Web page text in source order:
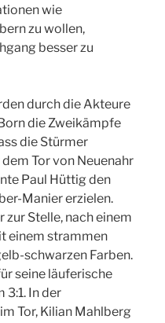
wie
zu wollen,
besser zu
durch die Akteure
die Zweikämpfe
die Stürmer
Tor von Neuenahr
Paul Hüttig den
Manier erzielen.
Stelle, nach einem
einem strammen
schwarzen Farben.
seine läuferische
In der
Tor, Kilian Mahlberg